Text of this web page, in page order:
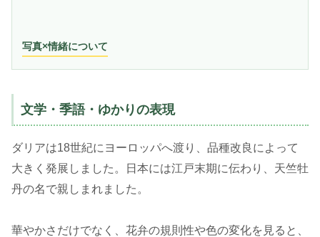
写真×情緒について
文学・季語・ゆかりの表現
ダリアは18世紀にヨーロッパへ渡り、品種改良によって
大きく発展しました。日本には江戸末期に伝わり、天竺牡
丹の名で親しまれました。
華やかさだけでなく、花弁の規則性や色の変化を見ると、